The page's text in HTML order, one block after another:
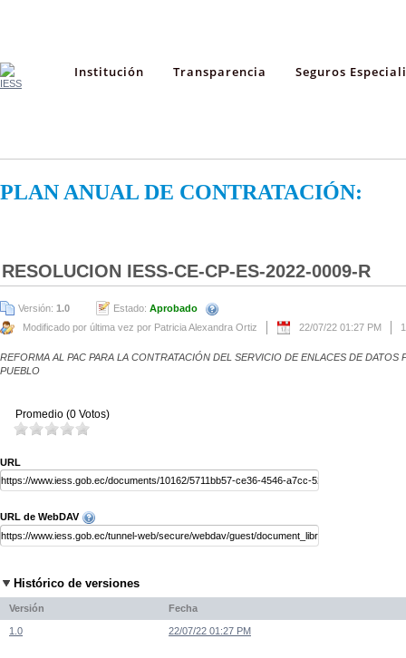
Institución Transparencia Seguros
PLAN ANUAL DE CONTRATACIÓN:
RESOLUCION IESS-CE-CP-ES-2022-0009-R
Versión: 1.0 Estado: Aprobado
Modificado por última vez por Patricia Alexandra Ortiz
22/07/22 01:27 PM
REFORMA AL PAC PARA LA CONTRATACIÓN DEL SERVICIO DE ENLACES DE
PUEBLO
Promedio (0 Votos)
URL
URL de WebDAV
Histórico de versiones
Versión Fecha
1.0 22/07/22 01:27 PM